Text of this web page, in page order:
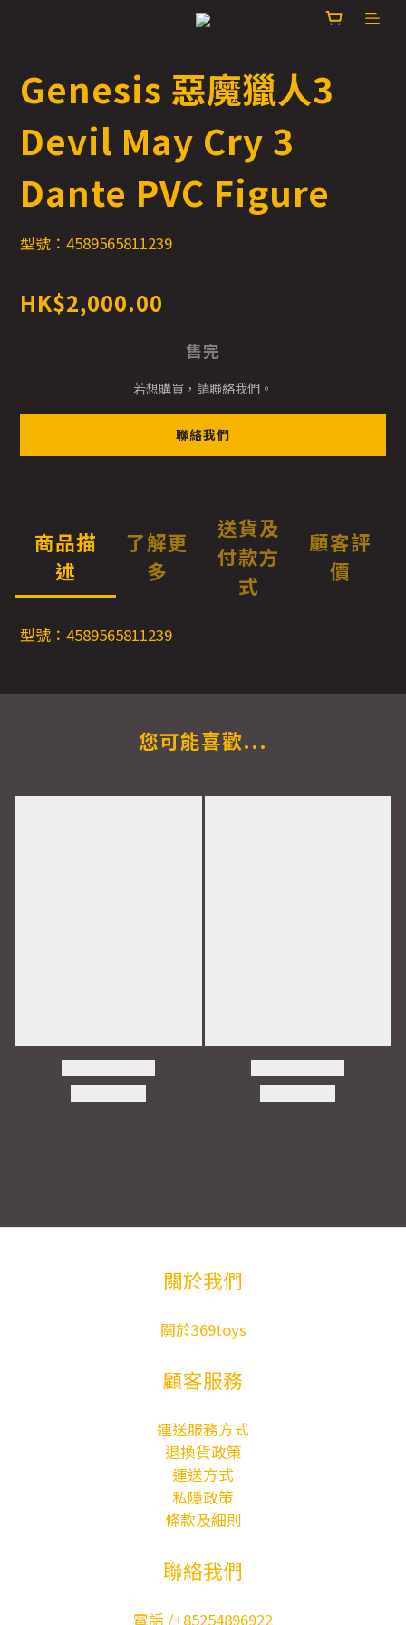
Genesis 惡魔獵人3
Devil May Cry 3
Dante PVC Figure
型號：4589565811239
HK$2,000.00
售完
若想購買，請聯絡我們。
聯絡我們
商品描
述
了解更
多
送貨及
付款方
式
顧客評
價
型號：4589565811239
您可能喜歡...
關於我們
關於369toys
顧客服務
運送服務方式
退換貨政策
運送方式
私隱政策
條款及細則
聯絡我們
電話 /+85254896922